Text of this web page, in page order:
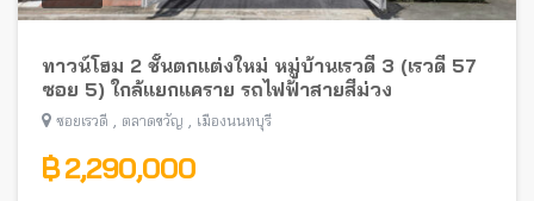
ทาวน์โฮม 2 ชั้นตกแต่งใหม่ หมู่บ้านเรวดี 3 (เรวดี 57
ซอย 5) ใกล้แยกแคราย รถไฟฟ้าสายสีม่วง
ซอยเรวดี ตลาดขวัญ เมืองนนทบุรี
฿ 2,290,000